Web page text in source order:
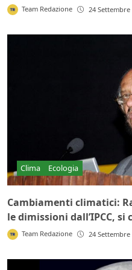
Team Redazione 24 Settembre
Clima Ecologia
Cambiamenti climatici:
le dimissioni dall’IPCC, si
Team Redazione 24 Settembre